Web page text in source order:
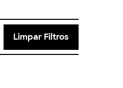
Limpar Filtros